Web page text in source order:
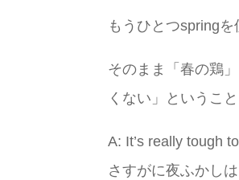
もうひとつspring
そのまま「春の鶏
くない」というこ
A: It’s really tough
さすがに夜ふかしは